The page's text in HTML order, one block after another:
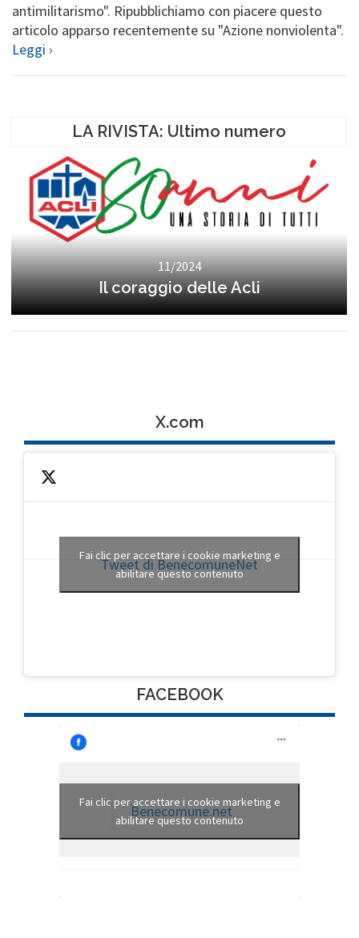
antimilitarismo". Ripubblichiamo con piacere questo
articolo apparso recentemente su "Azione nonviolenta".
Leggi ›
LA RIVISTA: Ultimo numero
11/2024
Il coraggio delle Acli
X.com
Tweet di BenecomuneNet
Fai clic per accettare i cookie marketing e
abilitare questo contenuto
FACEBOOK
Benecomune.net
Fai clic per accettare i cookie marketing e
abilitare questo contenuto